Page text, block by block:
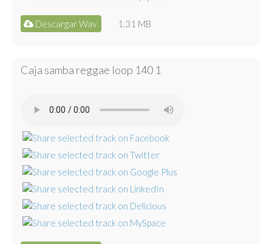
Descargar Wav 1.31 MB
Caja samba reggae loop 140 1